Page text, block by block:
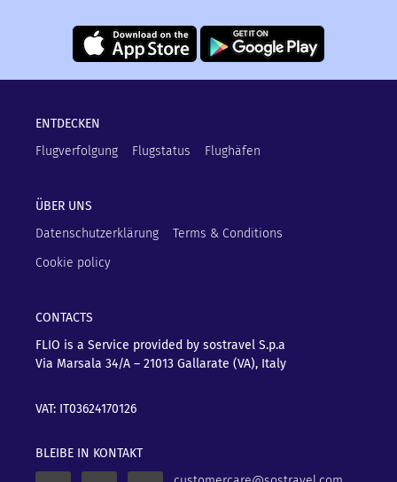
ENTDECKEN
Flugverfolgung
Flugstatus Flughäfen
ÜBER UNS
Datenschutzerklärung
Terms & Conditions
Cookie policy
CONTACTS
FLIO is a Service provided by sostravel S.p.a
Via Marsala 34/A – 21013 Gallarate (VA), Italy
VAT: IT03624170126
BLEIBE IN KONTAKT